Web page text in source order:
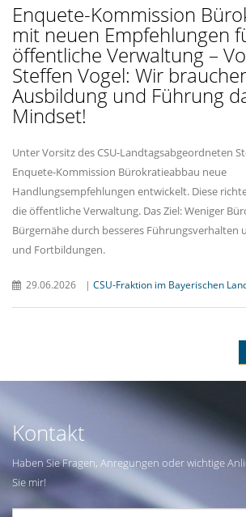
Enquete-Kommission
mit neuen Empfehlungen
öffentliche Verwaltung –
Steffen Vogel: Wir
Ausbildung und Führung
Mindset!
Unter Vorsitz des CSU-Landtagsabgeordneten
Enquete-Kommission Bürokratieabbau neue
Handlungsempfehlungen entwickelt. Diese
die öffentliche Verwaltung. Das Ziel: Weniger
Bürgernähe durch besseres Führungsverhalten
und Fortbildungen.
29.06.2026 | CSU-Fraktion im Bayerischen
Kontakt
Haben Sie Fragen, Anregungen oder wichtige
Sie mir!